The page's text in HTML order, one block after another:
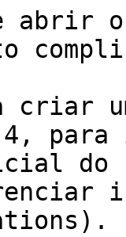
abrir
criar
para
do